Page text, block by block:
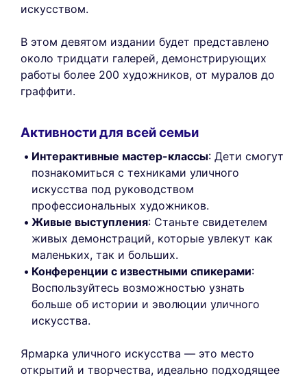
искусством.
В этом девятом издании будет представлено
около тридцати галерей, демонстрирующих
работы более 200 художников, от муралов до
граффити.
Активности для всей семьи
Интерактивные мастер-классы: Дети смогут
познакомиться с техниками уличного
искусства под руководством
профессиональных художников.
Живые выступления: Станьте свидетелем
живых демонстраций, которые увлекут как
маленьких, так и больших.
Конференции с известными спикерами:
Воспользуйтесь возможностью узнать
больше об истории и эволюции уличного
искусства.
Ярмарка уличного искусства — это место
открытий и творчества, идеально подходящее